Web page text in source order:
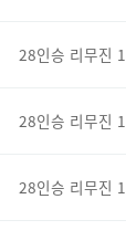
28인승 리무진 1
28인승 리무진 1
28인승 리무진 1